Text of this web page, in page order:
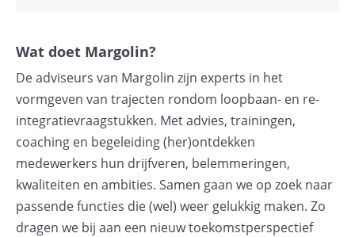
Wat doet Margolin?
De adviseurs van Margolin zijn experts in het
vormgeven van trajecten rondom loopbaan- en re-
integratievraagstukken. Met advies, trainingen,
coaching en begeleiding (her)ontdekken
medewerkers hun drijfveren, belemmeringen,
kwaliteiten en ambities. Samen gaan we op zoek naar
passende functies die (wel) weer gelukkig maken. Zo
dragen we bij aan een nieuw toekomstperspectief